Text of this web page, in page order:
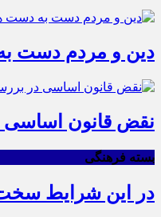
دین و مردم دست
نقض قانون اساسی
بسته فرهنگی
در این شرایط